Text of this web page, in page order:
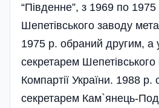
“Південне”, з 1969 по
Шепетівського заводу
1975 р. обраний другим,
секретарем Шепетівського
Компартії України. 1988
секретарем Кам`янець-